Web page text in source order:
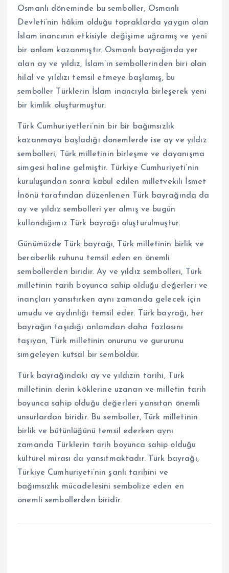
Osmanlı döneminde bu semboller, Osmanlı
Devleti’nin hâkim olduğu topraklarda yaygın olan
İslam inancının etkisiyle değişime uğramış ve yeni
bir anlam kazanmıştır. Osmanlı bayrağında yer
alan ay ve yıldız, İslam’ın sembollerinden biri olan
hilal ve yıldızı temsil etmeye başlamış, bu
semboller Türklerin İslam inancıyla birleşerek yeni
bir kimlik oluşturmuştur.
Türk Cumhuriyetleri’nin bir bir bağımsızlık
kazanmaya başladığı dönemlerde ise ay ve yıldız
sembolleri, Türk milletinin birleşme ve dayanışma
simgesi haline gelmiştir. Türkiye Cumhuriyeti’nin
kuruluşundan sonra kabul edilen milletvekili İsmet
İnönü tarafından düzenlenen Türk bayrağında da
ay ve yıldız sembolleri yer almış ve bugün
kullandığımız Türk bayrağı oluşturulmuştur.
Günümüzde Türk bayrağı, Türk milletinin birlik ve
beraberlik ruhunu temsil eden en önemli
sembollerden biridir. Ay ve yıldız sembolleri, Türk
milletinin tarih boyunca sahip olduğu değerleri ve
inançları yansıtırken aynı zamanda gelecek için
umudu ve aydınlığı temsil eder. Türk bayrağı, her
bayrağın taşıdığı anlamdan daha fazlasını
taşıyan, Türk milletinin onurunu ve gururunu
simgeleyen kutsal bir semboldür.
Türk bayrağındaki ay ve yıldızın tarihi, Türk
milletinin derin köklerine uzanan ve milletin tarih
boyunca sahip olduğu değerleri yansıtan önemli
unsurlardan biridir. Bu semboller, Türk milletinin
birlik ve bütünlüğünü temsil ederken aynı
zamanda Türklerin tarih boyunca sahip olduğu
kültürel mirası da yansıtmaktadır. Türk bayrağı,
Türkiye Cumhuriyeti’nin şanlı tarihini ve
bağımsızlık mücadelesini sembolize eden en
önemli sembollerden biridir.